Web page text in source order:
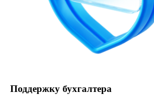
Поддержку бухгалтера